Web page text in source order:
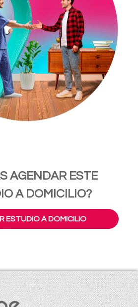
AGENDAR ESTE
A DOMICILIO?
ESTUDIO A DOMICILIO